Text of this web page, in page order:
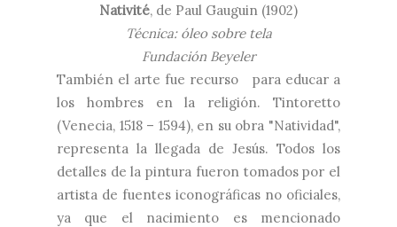
Nativité, de Paul Gauguin (1902)
Técnica: óleo sobre tela
Fundación Beyeler
También el arte fue recurso
para educar a
los hombres en la religión. Tintoretto
(Venecia, 1518 – 1594), en su obra "Natividad",
representa la llegada de Jesús. Todos los
detalles de la pintura fueron tomados por el
artista de fuentes iconográficas no oficiales,
ya que el nacimiento es mencionado